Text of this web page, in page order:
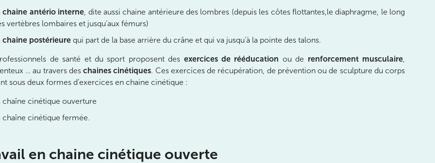
chaine antério interne , dite aussi chaine antérieure des lombres (depuis les côtes flottantes,le diaphragme, le long
vertèbres lombaires et jusqu’aux fémurs)
chaine postérieurequi part de la base arrière du crâne et qui va jusqu’à la pointe des talons.
de santé et du sport proposent des exercices de rééducation ou de renforcement musculaire
… au travers deschaines cinétiques. Ces exercices de récupération, de prévention ou de sculpture du corps
sous deux formes d’exercices en chaine cinétique :
chaîne cinétique ouverture
chaîne cinétique fermée.
en chaine cinétique ouverte
Malabry